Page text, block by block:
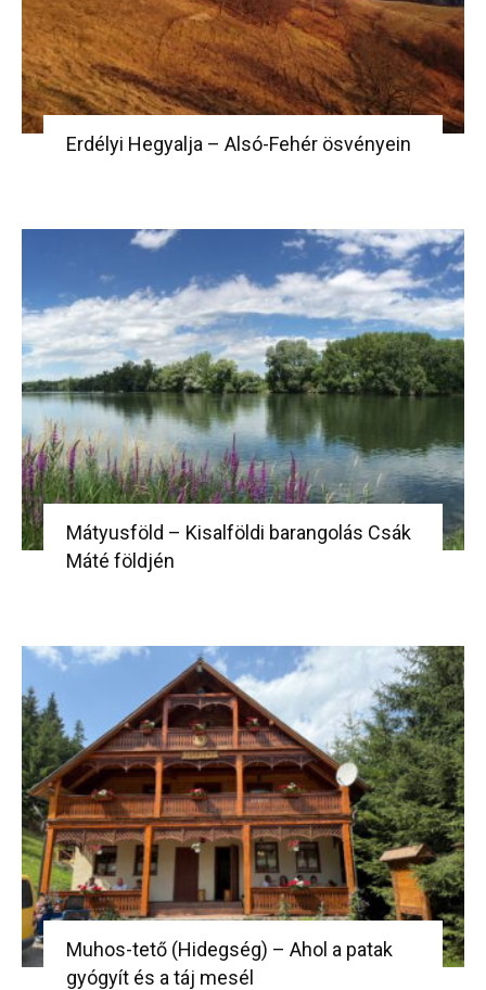
Erdélyi Hegyalja – Alsó-Fehér ösvényein
Mátyusföld – Kisalföldi barangolás Csák
Máté földjén
Muhos-tető (Hidegség) – Ahol a patak
gyógyít és a táj mesél